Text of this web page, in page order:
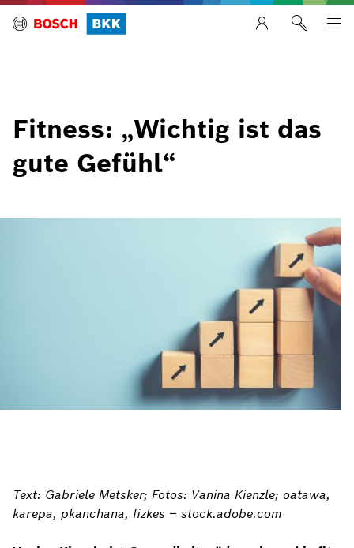
Fitness: „Wichtig ist das
gute Gefühl“
Text: Gabriele Metsker; Fotos: Vanina Kienzle; oatawa,
karepa, pkanchana, fizkes – stock.adobe.com